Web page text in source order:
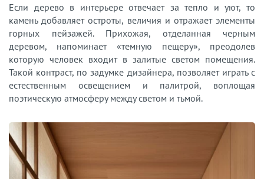
Если дерево в интерьере отвечает за тепло и уют, то
камень добавляет остроты, величия и отражает элементы
горных пейзажей. Прихожая, отделанная черным
деревом, напоминает «темную пещеру», преодолев
которую человек входит в залитые светом помещения.
Такой контраст, по задумке дизайнера, позволяет играть с
естественным освещением и палитрой, воплощая
поэтическую атмосферу между светом и тьмой.